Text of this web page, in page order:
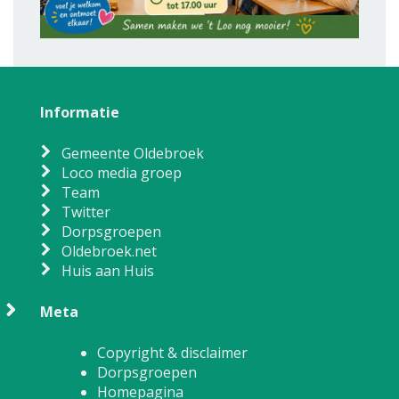
Informatie
Gemeente Oldebroek
Loco media groep
Team
Twitter
Dorpsgroepen
Oldebroek.net
Huis aan Huis
Meta
Copyright & disclaimer
Dorpsgroepen
Homepagina